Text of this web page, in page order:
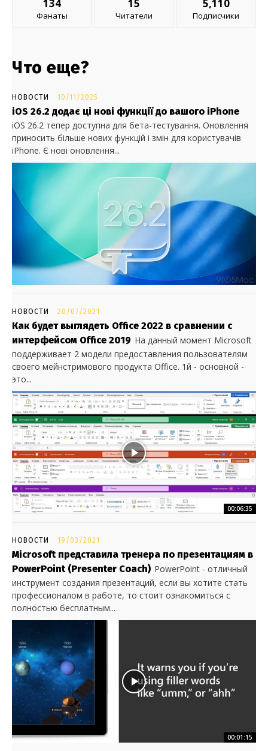
134
Фанаты
15
Читатели
5,110
Подписчики
Что еще?
НОВОСТИ 10/11/2025
iOS 26.2 додає ці нові функції до вашого iPhone
iOS 26.2 тепер доступна для бета-тестування. Оновлення
приносить більше нових функцій і змін для користувачів
iPhone. Є нові оновлення...
НОВОСТИ 20/07/2021
Как будет выглядеть Office 2022 в сравнении с
интерфейсом Office 2019 На данный момент Microsoft
поддерживает 2 модели предоставления пользователям
своего мейнстримового продукта Office. 1й - основной -
это...
00:06:35
НОВОСТИ 19/03/2021
Microsoft представила тренера по презентациям в
PowerPoint (Presenter Coach) PowerPoint - отличный
инструмент создания презентаций, если вы хотите стать
профессионалом в работе, то стоит ознакомиться с
полностью бесплатным...
00:01:15